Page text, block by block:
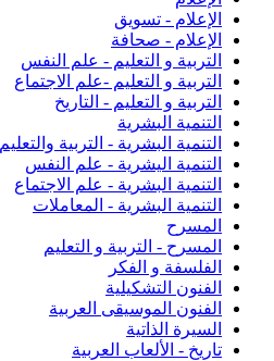
الإعلام - تسويق
الإعلام - صحافة
التربية و التعليم - علم النفس
التربية و التعليم -علم الاجتماع
التربية و التعليم - التاريخ
التنمية البشرية
التنمية البشرية - التربية والتعليم
التنمية اليشرية - علم النفس
التنمية البشرية - علم الاجتماع
التنمية البشرية - المعاملات
المسرح
المسرح - التربية و التعليم
الفلسفة و الفكر
الفنون التشكيلية
الفنون الموسيقى العربية
السيرة الذاتية
تاريخ - الألعاب العربية